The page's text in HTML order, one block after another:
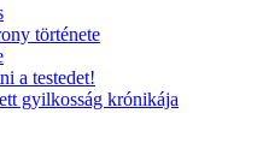
története
a testedet!
gyilkosság krónikája